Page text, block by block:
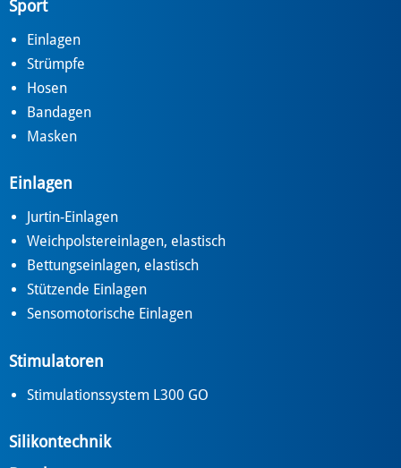
Sport
Einlagen
Strümpfe
Hosen
Bandagen
Masken
Einlagen
Jurtin-Einlagen
Weichpolstereinlagen, elastisch
Bettungseinlagen, elastisch
Stützende Einlagen
Sensomotorische Einlagen
Stimulatoren
Stimulationssystem L300 GO
Silikontechnik